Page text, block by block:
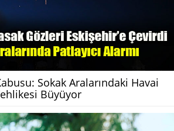
Sokak Aralarındaki Havai
Büyüyor